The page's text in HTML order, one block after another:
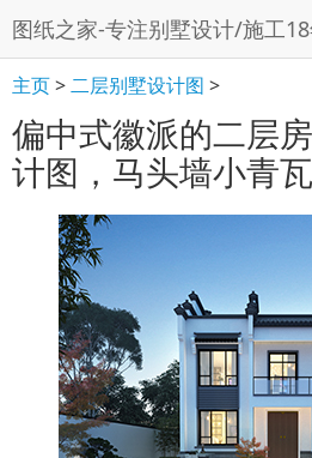
图纸之家-专注别墅设计/施工18
主页>二层别墅设计图 >
偏中式徽派的二层
计图，马头墙小青瓦